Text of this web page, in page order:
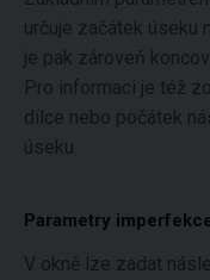
určuje začátek úseku
je pak zároveň
Pro informaci je též
dílce nebo počátek
úseku.
Parametry
V okně lze zadat